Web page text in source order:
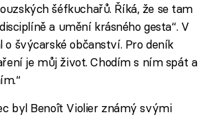
šéfkuchařů. Říká, že se tam
a umění krásného gesta“. V
o švýcarské občanství. Pro deník
je můj život. Chodím s ním spát a
byl Benoît Violier známý svými